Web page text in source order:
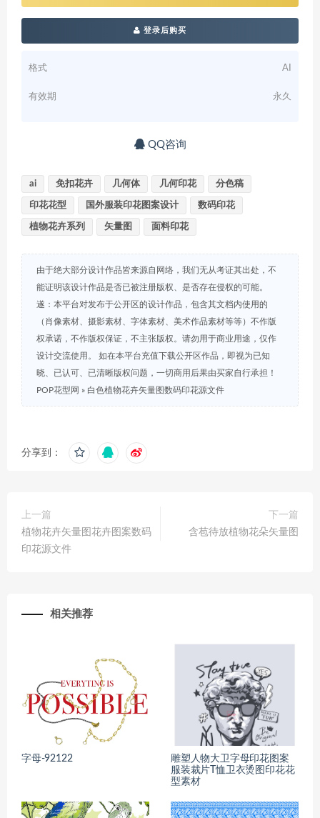
登录后购买
格式 AI
有效期 永久
QQ咨询
ai 免扣花卉 几何体 几何印花 分色稿
印花花型 国外服装印花图案设计 数码印花
植物花卉系列 矢量图 面料印花
由于绝大部分设计作品皆来源自网络，我们无从考证其出处，不
能证明该设计作品是否已被注册版权、是否存在侵权的可能。
遂：本平台对发布于公开区的设计作品，包含其文档内使用的
（肖像素材、摄影素材、字体素材、美术作品素材等等）不作版
权承诺，不作版权保证，不主张版权。请勿用于商业用途，仅作
设计交流使用。 如在本平台充值下载公开区作品，即视为已知
晓、已认可、已清晰版权问题，一切商用后果由买家自行承担！
POP花型网 » 白色植物花卉矢量图数码印花源文件
分享到：
上一篇
植物花卉矢量图花卉图案数码
印花源文件
下一篇
含苞待放植物花朵矢量图
相关推荐
字母-92122
雕塑人物大卫字母印花图案
服装裁片T恤卫衣烫图印花花
型素材